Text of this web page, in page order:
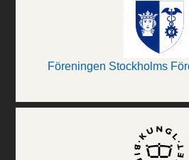
Föreningen Stockholms